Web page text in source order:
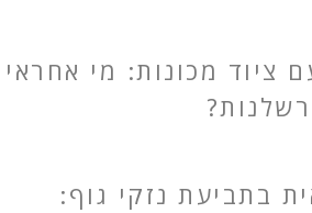
ציוד מכונות: מי אחראי
בתביעת נזקי גוף: